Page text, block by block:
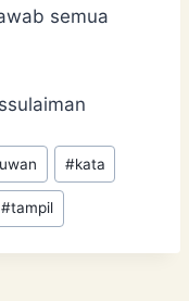
semua
#kata
#tampil